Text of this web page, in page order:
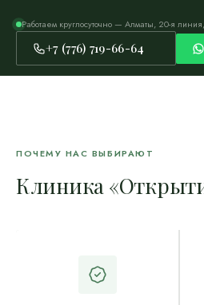
Работаем круглосуточно — Алматы, 20-я
+7 (776) 719-66-64
ПОЧЕМУ НАС ВЫБИРАЮТ
Клиника